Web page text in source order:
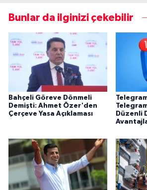
Bunlar da ilginizi çekebilir
Bahçeli Göreve Dönmeli
Demişti: Ahmet Özer'den
Çerçeve Yasa Açıklaması
Düzenli